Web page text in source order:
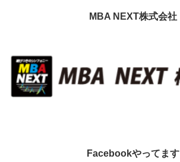
MBA NEXT株式会社
Facebookやってます